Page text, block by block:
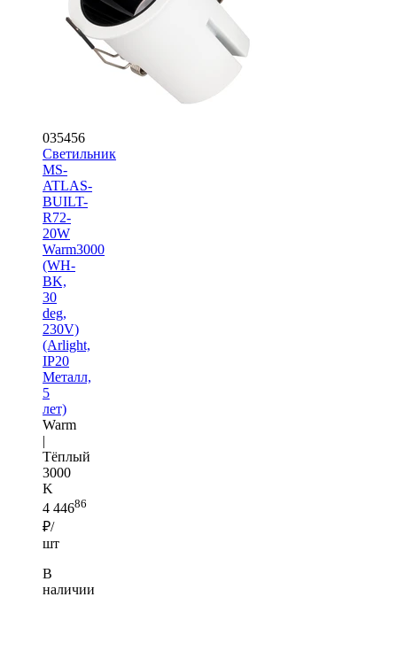
035456
Светильник
MS-
ATLAS-
BUILT-
R72-
20W
Warm3000
(WH-
BK,
30
deg,
230V)
(Arlight,
IP20
Металл,
5
лет)
Warm
|
Тёплый
3000
K
4 44686
₽/
шт
В
наличии